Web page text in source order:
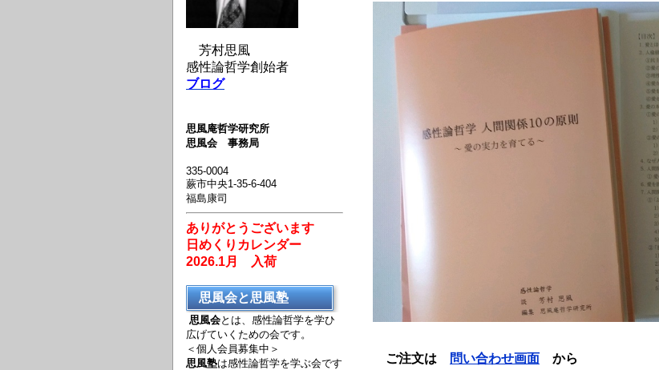
ご注文は 問い合わせ画面 から
芳村思風
感性論哲学創始者
ブログ
思風庵哲学研究所
思風会 事務局
335-0004
蕨市中央1-35-6-404
福島康司
ありがとうございます
日めくりカレンダー
2026.1月 入荷
思風会と思風塾
思風会とは、感性論哲学を学ひ
広げていくための会です。
＜個人会員募集中＞
思風塾は感性論哲学を学ぶ会です